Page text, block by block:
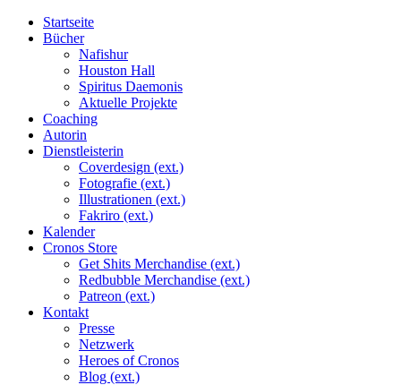
Startseite
Bücher
Nafishur
Houston Hall
Spiritus Daemonis
Aktuelle Projekte
Coaching
Autorin
Dienstleisterin
Coverdesign (ext.)
Fotografie (ext.)
Illustrationen (ext.)
Fakriro (ext.)
Kalender
Cronos Store
Get Shits Merchandise (ext.)
Redbubble Merchandise (ext.)
Patreon (ext.)
Kontakt
Presse
Netzwerk
Heroes of Cronos
Blog (ext.)